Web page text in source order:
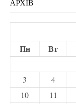
Пн
Вт
3
4
10
11